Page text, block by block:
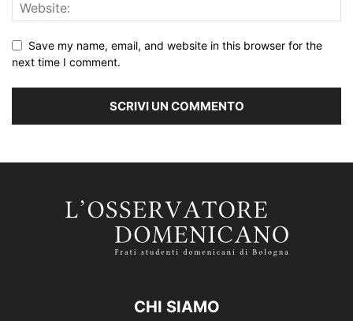
Save my name, email, and website in this browser for the
next time I comment.
CHI SIAMO